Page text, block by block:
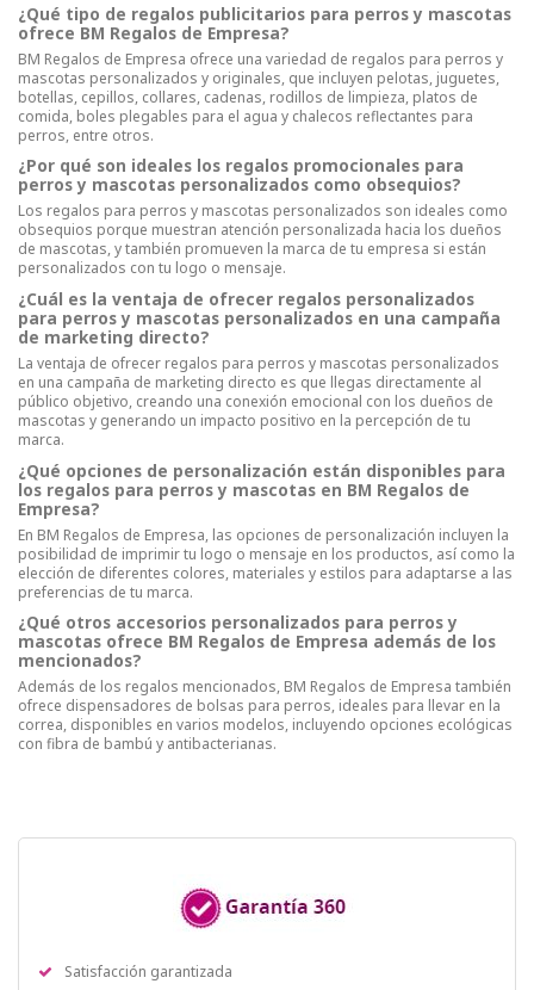
¿Qué tipo de regalos publicitarios para perros y mascotas
ofrece BM Regalos de Empresa?
BM Regalos de Empresa ofrece una variedad de regalos para perros y
mascotas personalizados y originales, que incluyen pelotas, juguetes,
botellas, cepillos, collares, cadenas, rodillos de limpieza, platos de
comida, boles plegables para el agua y chalecos reflectantes para
perros, entre otros.
¿Por qué son ideales los regalos promocionales para
perros y mascotas personalizados como obsequios?
Los regalos para perros y mascotas personalizados son ideales como
obsequios porque muestran atención personalizada hacia los dueños
de mascotas, y también promueven la marca de tu empresa si están
personalizados con tu logo o mensaje.
¿Cuál es la ventaja de ofrecer regalos personalizados
para perros y mascotas personalizados en una campaña
de marketing directo?
La ventaja de ofrecer regalos para perros y mascotas personalizados
en una campaña de marketing directo es que llegas directamente al
público objetivo, creando una conexión emocional con los dueños de
mascotas y generando un impacto positivo en la percepción de tu
marca.
¿Qué opciones de personalización están disponibles para
los regalos para perros y mascotas en BM Regalos de
Empresa?
En BM Regalos de Empresa, las opciones de personalización incluyen la
posibilidad de imprimir tu logo o mensaje en los productos, así como la
elección de diferentes colores, materiales y estilos para adaptarse a las
preferencias de tu marca.
¿Qué otros accesorios personalizados para perros y
mascotas ofrece BM Regalos de Empresa además de los
mencionados?
Además de los regalos mencionados, BM Regalos de Empresa también
ofrece dispensadores de bolsas para perros, ideales para llevar en la
correa, disponibles en varios modelos, incluyendo opciones ecológicas
con fibra de bambú y antibacterianas.
Satisfacción garantizada